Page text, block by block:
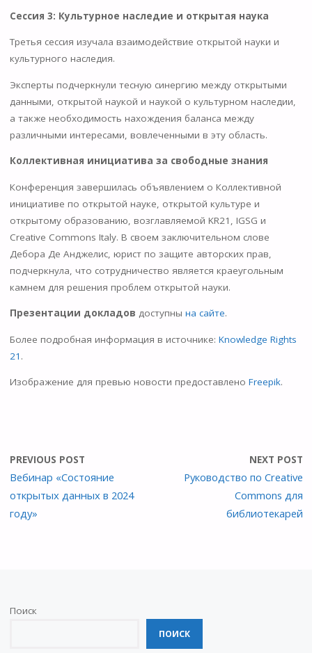
Сессия 3: Культурное наследие и открытая наука
Третья сессия изучала взаимодействие открытой науки и
культурного наследия.
Эксперты подчеркнули тесную синергию между открытыми
данными, открытой наукой и наукой о культурном наследии,
а также необходимость нахождения баланса между
различными интересами, вовлеченными в эту область.
Коллективная инициатива за свободные знания
Конференция завершилась объявлением о Коллективной
инициативе по открытой науке, открытой культуре и
открытому образованию, возглавляемой KR21, IGSG и
Creative Commons Italy. В своем заключительном слове
Дебора Де Анджелис, юрист по защите авторских прав,
подчеркнула, что сотрудничество является краеугольным
камнем для решения проблем открытой науки.
Презентации докладов доступны на сайте.
Более подробная информация в источнике: Knowledge Rights
21 .
Изображение для превью новости предоставлено Freepik.
PREVIOUS POST
Вебинар «Состояние
открытых данных в 2024
году»
NEXT POST
Руководство по Creative
Commons для
библиотекарей
Поиск
ПОИСК